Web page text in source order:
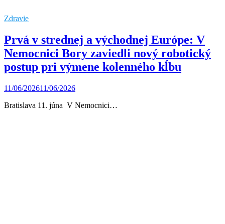
Zdravie
Prvá v strednej a východnej Európe: V
Nemocnici Bory zaviedli nový robotický
postup pri výmene kolenného kĺbu
11/06/202611/06/2026
Bratislava 11. júna V Nemocnici…